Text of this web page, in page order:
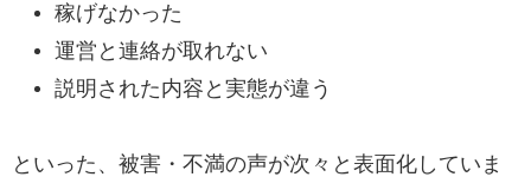
稼げなかった
運営と連絡が取れない
説明された内容と実態が違う
といった、被害・不満の声が次々と表面化していま